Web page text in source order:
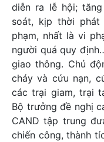
diễn ra lễ hội;
soát, kịp thời
phạm, nhất là vi
người quá quy
giao thông. Chủ
cháy và cứu nạn,
các trại giam, trại
Bộ trưởng đề nghị
CAND tập trung
chiến công, thành